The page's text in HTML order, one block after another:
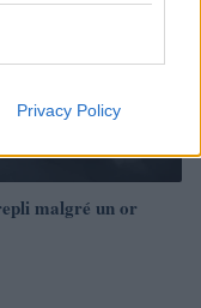
Privacy Policy
malgré un or